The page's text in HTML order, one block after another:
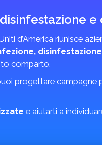
d’America riunisce
comparto.
progettare campagne
e aiutarti a